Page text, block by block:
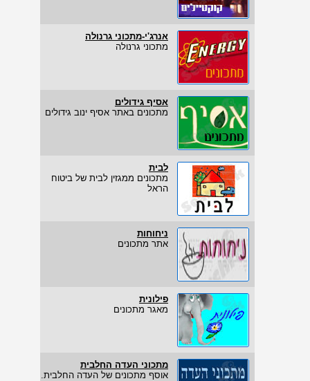
אנרג'י-מתכוני גרנולה
מתכוני גרנולה
אסיף גידולים
מתכונים באתר אסיף ינוב גידולים
לבית
מתכונים ממגזין לבית של ביטוח
הראל
ניחוחות
אתר מתכונים
פילונית
מאגר מתכונים
מתכוני העדה החלבית
אוסף מתכונים של העדה החלבית.